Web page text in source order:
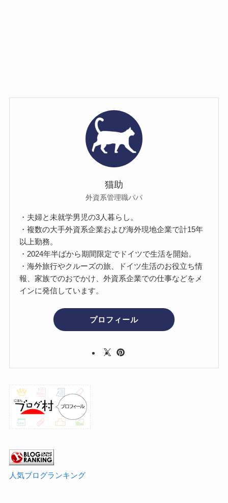
猫助
外資系管理職パパ
・夫婦と未就学男児の3人暮らし。
・複数の大手外資系企業および海外現地企業で計15年
以上勤務。
・2024年半ばから期間限定でドイツで生活を開始。
・海外旅行やクルーズの旅、ドイツ生活のお役立ち情
報、家族でのおでかけ、外資系企業での仕事などをメ
インに発信しています。
プロフィール
人気ブログランキング